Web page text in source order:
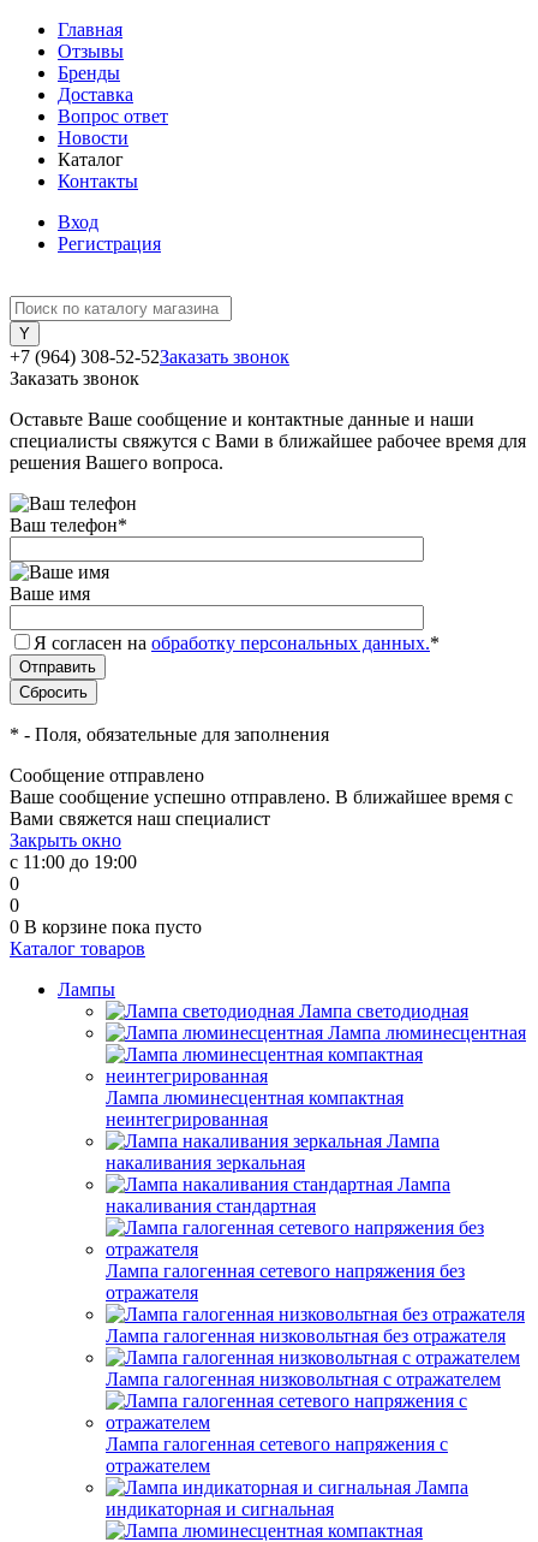
Главная
Отзывы
Бренды
Доставка
Вопрос ответ
Новости
Каталог
Контакты
Вход
Регистрация
+7 (964) 308-52-52Заказать звонок
Заказать звонок
Оставьте Ваше сообщение и контактные данные и наши
специалисты свяжутся с Вами в ближайшее рабочее время для
решения Вашего вопроса.
Ваш телефон*
Ваше имя
Я согласен на обработку персональных данных.*
* - Поля, обязательные для заполнения
Сообщение отправлено
Ваше сообщение успешно отправлено. В ближайшее время с
Вами свяжется наш специалист
Закрыть окно
с 11:00 до 19:00
0
0
0 В корзине пока пусто
Каталог товаров
Лампы
Лампа светодиодная
Лампа люминесцентная
Лампа люминесцентная компактная
неинтегрированная
Лампа
накаливания зеркальная
Лампа
накаливания стандартная
Лампа галогенная сетевого напряжения без
отражателя
Лампа галогенная низковольтная без отражателя
Лампа галогенная низковольтная с отражателем
Лампа галогенная сетевого напряжения с
отражателем
Лампа
индикаторная и сигнальная